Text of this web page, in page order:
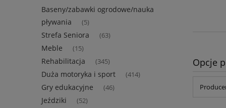
Baseny/zabawki ogrodowe/nauka
pływania
(5)
Strefa Seniora (63)
Meble (15)
Rehabilitacja (345)
Duża motoryka i sport (414)
Gry edukacyjne (46)
Jeździki (52)
Opcje